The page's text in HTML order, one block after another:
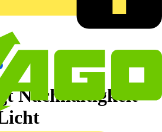
Nachhaltigkeit